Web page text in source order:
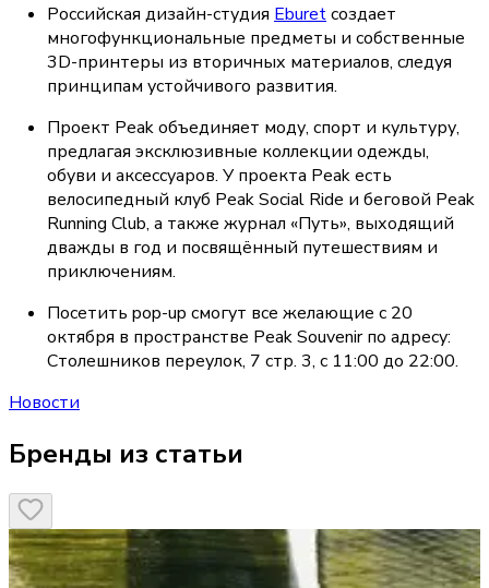
Российская дизайн-студия Eburet создает
многофункциональные предметы и собственные
3D-принтеры из вторичных материалов, следуя
принципам устойчивого развития.
Проект Peak объединяет моду, спорт и культуру,
предлагая эксклюзивные коллекции одежды,
обуви и аксессуаров. У проекта Peak есть
велосипедный клуб Peak Social Ride и беговой Peak
Running Club, а также журнал «Путь», выходящий
дважды в год и посвящённый путешествиям и
приключениям.
Посетить pop-up смогут все желающие с 20
октября в пространстве Peak Souvenir по адресу:
Столешников переулок, 7 стр. 3, с 11:00 до 22:00.
Новости
Бренды из статьи